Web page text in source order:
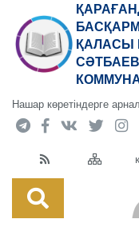
ҚАЛАСЫ
Нашар көретіндерге